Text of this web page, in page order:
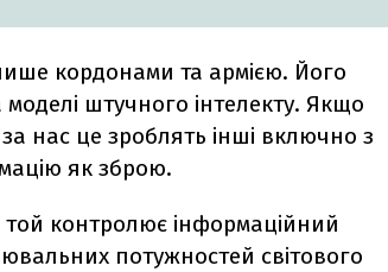
лише кордонами та армією. Його
штучного інтелекту. Якщо
нас це зроблять інші включно з
як зброю.
той контролює інформаційний
потужностей світового